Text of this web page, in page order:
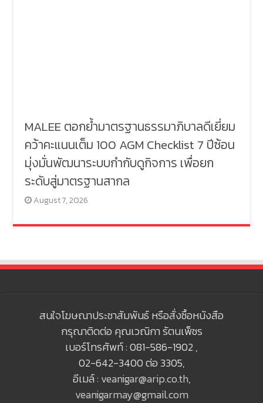
MALEE ตอกย้ำมาตรฐานธรรมาภิบาลดีเยี่ยม
คว้าคะแนนเต็ม 100 AGM Checklist 7 ปีซ้อน
มุ่งมั่นพัฒนาระบบกำกับดูกิจการ เพื่อยก
ระดับสู่มาตรฐานสากล
August 7, 2026
สนใจโฆษณาประชาสัมพันธ์ หรือสั่งซื้อหนังสือ
กรุณาติดต่อ คุณเวณิกา รัตนเพ็ชร
เบอร์โทรศัพท์ : 081-586-1902 ,
02-642-3400 ต่อ 3305,
อีเมล์ : veanigar@arip.co.th,
veanigarmay@gmail.com